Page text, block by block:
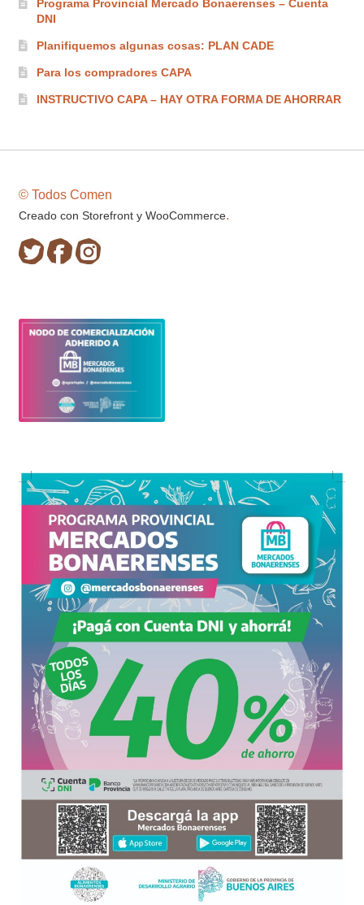
Programa Provincial Mercado Bonaerenses – Cuenta
DNI
Planifiquemos algunas cosas: PLAN CADE
Para los compradores CAPA
INSTRUCTIVO CAPA – HAY OTRA FORMA DE AHORRAR
© Todos Comen
Creado con Storefront y WooCommerce.